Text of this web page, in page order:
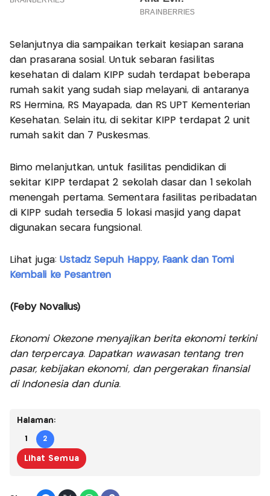
Selanjutnya dia sampaikan terkait kesiapan sarana
dan prasarana sosial. Untuk sebaran fasilitas
kesehatan di dalam KIPP sudah terdapat beberapa
rumah sakit yang sudah siap melayani, di antaranya
RS Hermina, RS Mayapada, dan RS UPT Kementerian
Kesehatan. Selain itu, di sekitar KIPP terdapat 2 unit
rumah sakit dan 7 Puskesmas.
Bimo melanjutkan, untuk fasilitas pendidikan di
sekitar KIPP terdapat 2 sekolah dasar dan 1 sekolah
menengah pertama. Sementara fasilitas peribadatan
di KIPP sudah tersedia 5 lokasi masjid yang dapat
digunakan secara fungsional.
Lihat juga: Ustadz Sepuh Happy, Faank dan Tomi
Kembali ke Pesantren
(Feby Novalius)
Ekonomi Okezone menyajikan berita ekonomi terkini
dan terpercaya. Dapatkan wawasan tentang tren
pasar, kebijakan ekonomi, dan pergerakan finansial
di Indonesia dan dunia.
Halaman:
1 2
Lihat Semua